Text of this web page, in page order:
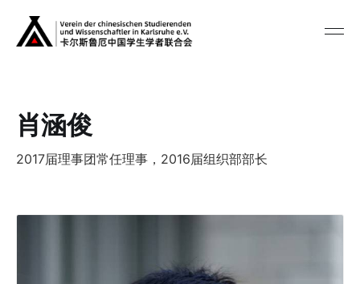
肖涵俊
2017届理事团常任理事，2016届组织部部长